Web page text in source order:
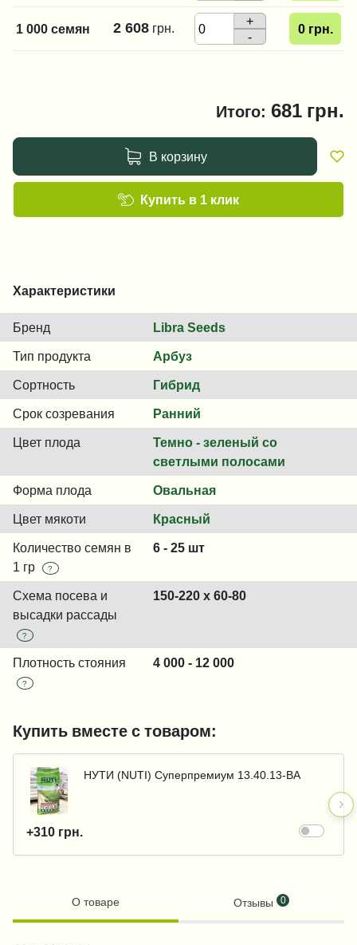
1 000 семян 2 608 грн.
+
-
0 грн.
Итого: 681 грн.
В корзину
Купить в 1 клик
Характеристики
Бренд Libra Seeds
Тип продукта Арбуз
Сортность Гибрид
Срок созревания Ранний
Цвет плода
Темно - зеленый со
светлыми полосами
Форма плода Овальная
Цвет мякоти Красный
Количество семян в
1 гр
?
6 - 25 шт
Схема посева и
высадки рассады
?
150-220 x 60-80
Плотность стояния
?
4 000 - 12 000
Купить вместе с товаром:
НУТИ (NUTI) Суперпремиум 13.40.13-BA
+310 грн.
О товаре Отзывы 0